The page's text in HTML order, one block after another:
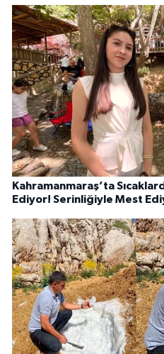
Kahramanmaraş’ta
Ediyor! Serinliğiyle Mest